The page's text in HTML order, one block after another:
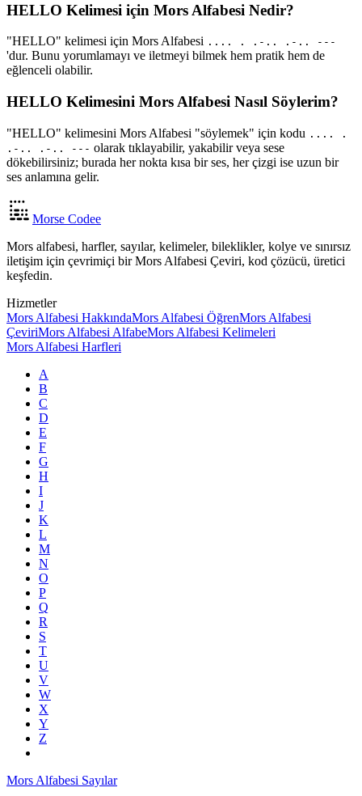
HELLO Kelimesi için Mors Alfabesi Nedir?
"HELLO" kelimesi için Mors Alfabesi .... . .-.. .-.. ---
'dur. Bunu yorumlamayı ve iletmeyi bilmek hem pratik hem de
eğlenceli olabilir.
HELLO Kelimesini Mors Alfabesi Nasıl Söylerim?
"HELLO" kelimesini Mors Alfabesi "söylemek" için kodu .... .
.-.. .-.. --- olarak tıklayabilir, yakabilir veya sese
dökebilirsiniz; burada her nokta kısa bir ses, her çizgi ise uzun bir
ses anlamına gelir.
Morse Codee
Mors alfabesi, harfler, sayılar, kelimeler, bileklikler, kolye ve sınırsız
iletişim için çevrimiçi bir Mors Alfabesi Çeviri, kod çözücü, üretici
keşfedin.
Hizmetler
Mors Alfabesi HakkındaMors Alfabesi ÖğrenMors Alfabesi
ÇeviriMors Alfabesi AlfabeMors Alfabesi Kelimeleri
Mors Alfabesi Harfleri
A
B
C
D
E
F
G
H
I
J
K
L
M
N
O
P
Q
R
S
T
U
V
W
X
Y
Z
Mors Alfabesi Sayılar